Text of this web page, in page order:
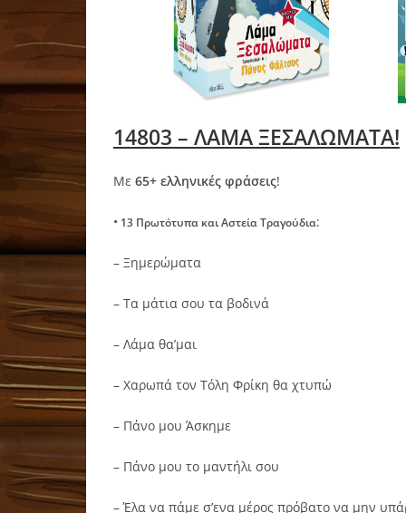
14803 – ΛΑΜΑ ΞΕΣΑΛΩΜΑΤΑ!
Με 65+ ελληνικές φράσεις!
• 13 Πρωτότυπα και Αστεία Τραγούδια:
– Ξημερώματα
– Τα μάτια σου τα βοδινά
– Λάμα θα’μαι
– Χαρωπά τον Τόλη Φρίκη θα χτυπώ
– Πάνο μου Άσκημε
– Πάνο μου το μαντήλι σου
– Έλα να πάμε σ’ενα μέρος πρόβατο να μην